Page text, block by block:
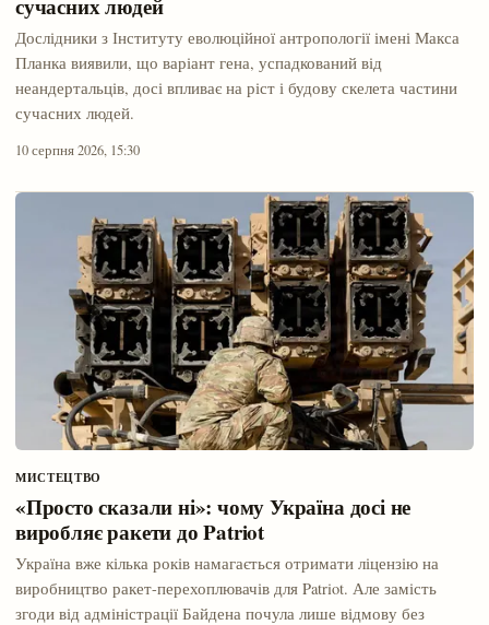
Дослідники з Інституту еволюційної антропології імені Макса
Планка виявили, що варіант гена, успадкований від
неандертальців, досі впливає на ріст і будову скелета частини
сучасних людей.
10 серпня 2026, 15:30
МИСТЕЦТВО
«Просто сказали ні»: чому Україна досі не
виробляє ракети до Patriot
Україна вже кілька років намагається отримати ліцензію на
виробництво ракет-перехоплювачів для Patriot. Але замість
згоди від адміністрації Байдена почула лише відмову без